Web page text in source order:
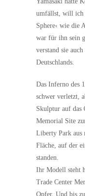
umfällst, will ich
Sphere‹ wie die
war für ihn sein
verstand sie
Deutschlands.
Das Inferno des
schwer verletzt,
Skulptur auf das
Memorial Site
Liberty Park aus
Fläche, auf der
standen.
Ihr Modell steht
Trade Center
Opfer. Und bis